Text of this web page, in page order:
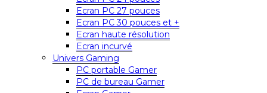
Ecran PC 27 pouces
Ecran PC 30 pouces et +
Ecran haute résolution
Ecran incurvé
Univers Gaming
PC portable Gamer
PC de bureau Gamer